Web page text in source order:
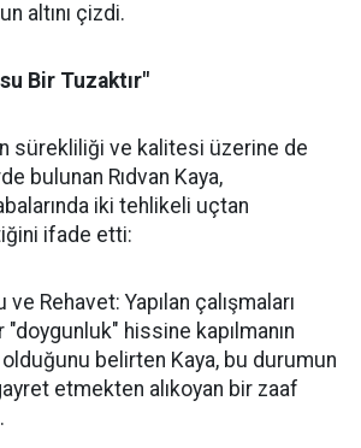
altını çizdi.
Bir Tuzaktır"
sürekliliği ve kalitesi üzerine de
bulunan Rıdvan Kaya,
iki tehlikeli uçtan
ifade etti:
Rehavet: Yapılan çalışmaları
hissine kapılmanın
belirten Kaya, bu durumun
etmekten alıkoyan bir zaaf